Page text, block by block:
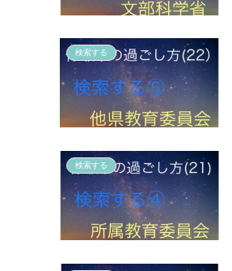
検索する
検索する